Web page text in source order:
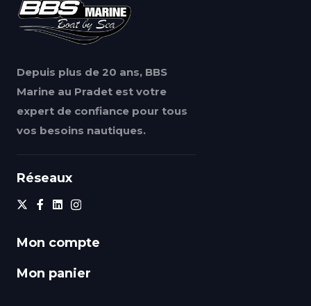
Depuis plus de 20 ans, BBS
Marine au Pradet est votre
expert de confiance pour tous
vos besoins nautiques.
Réseaux
Mon compte
Mon panier